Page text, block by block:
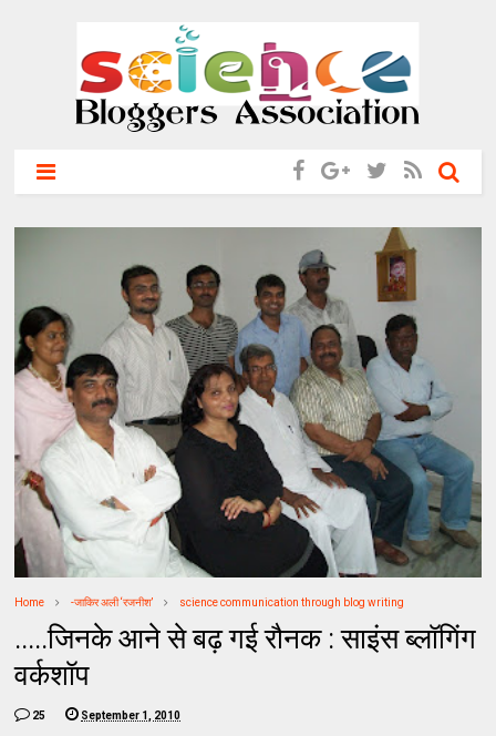
Home -जाकिर अली ‘रजनीश’ science communication through blog writing
.....जिनके आने से बढ़ गई रौनक : साइंस ब्लॉगिंग
वर्कशॉप
25 September 1, 2010